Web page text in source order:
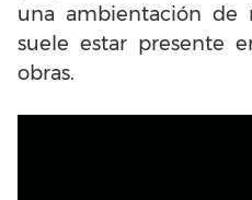
una ambientación
suele estar presente
obras.